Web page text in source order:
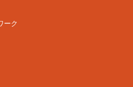
ーク